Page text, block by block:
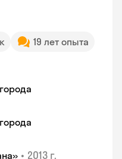
19 лет опыта
• 2013 г.